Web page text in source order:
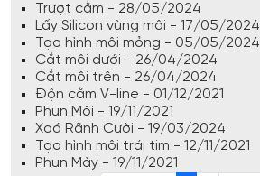
Trượt cằm - 28/05/2024
Lấy Silicon vùng môi - 17/05/2024
Tạo hình môi mỏng - 05/05/2024
Cắt môi dưới - 26/04/2024
Cắt môi trên - 26/04/2024
Độn cằm V-line - 01/12/2021
Phun Môi - 19/11/2021
Xoá Rãnh Cười - 19/03/2024
Tạo hình môi trái tim - 12/11/2021
Phun Mày - 19/11/2021